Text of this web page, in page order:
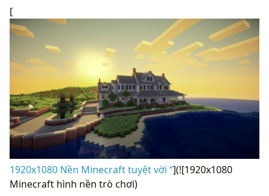
[
1920x1080 Nền Minecraft tuyệt vời “](![1920x1080
Minecraft hình nền trò chơi)